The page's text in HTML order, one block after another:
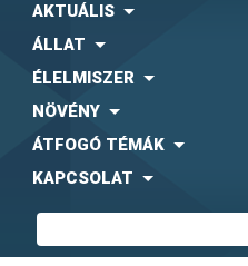
AKTUÁLIS
ÁLLAT
ÉLELMISZER
NÖVÉNY
ÁTFOGÓ TÉMÁK
KAPCSOLAT